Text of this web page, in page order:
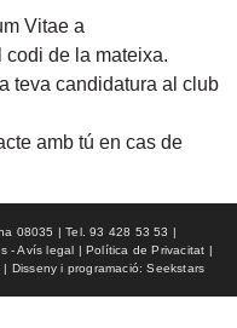
Vitae a
codi de la mateixa.
teva candidatura al club
amb tú en cas de
08035 | Tel. 93 428 53 53 |
- Avís legal | Política de Privacitat |
Disseny i programació: Seekstars